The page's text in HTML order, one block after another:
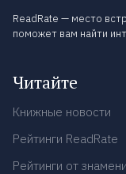
ReadRate — место
поможет вам найти
Читайте
Книжные новости
Рейтинги ReadRate
Рейтинги от